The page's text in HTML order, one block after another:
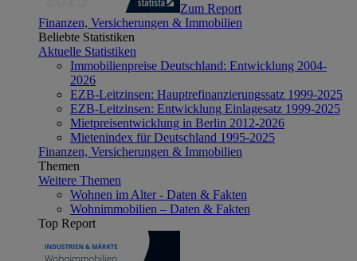
Zum Report
Finanzen, Versicherungen & Immobilien
Beliebte Statistiken
Aktuelle Statistiken
Immobilienpreise Deutschland: Entwicklung 2004-
2026
EZB-Leitzinsen: Hauptrefinanzierungssatz 1999-2025
EZB-Leitzinsen: Entwicklung Einlagesatz 1999-2025
Mietpreisentwicklung in Berlin 2012-2026
Mietenindex für Deutschland 1995-2025
Finanzen, Versicherungen & Immobilien
Themen
Weitere Themen
Wohnen im Alter - Daten & Fakten
Wohnimmobilien – Daten & Fakten
Top Report